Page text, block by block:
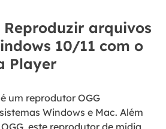
Reproduzir arquivos
10/11 com o
Player
é um reprodutor OGG
Windows e Mac. Além
este reprodutor de mídia